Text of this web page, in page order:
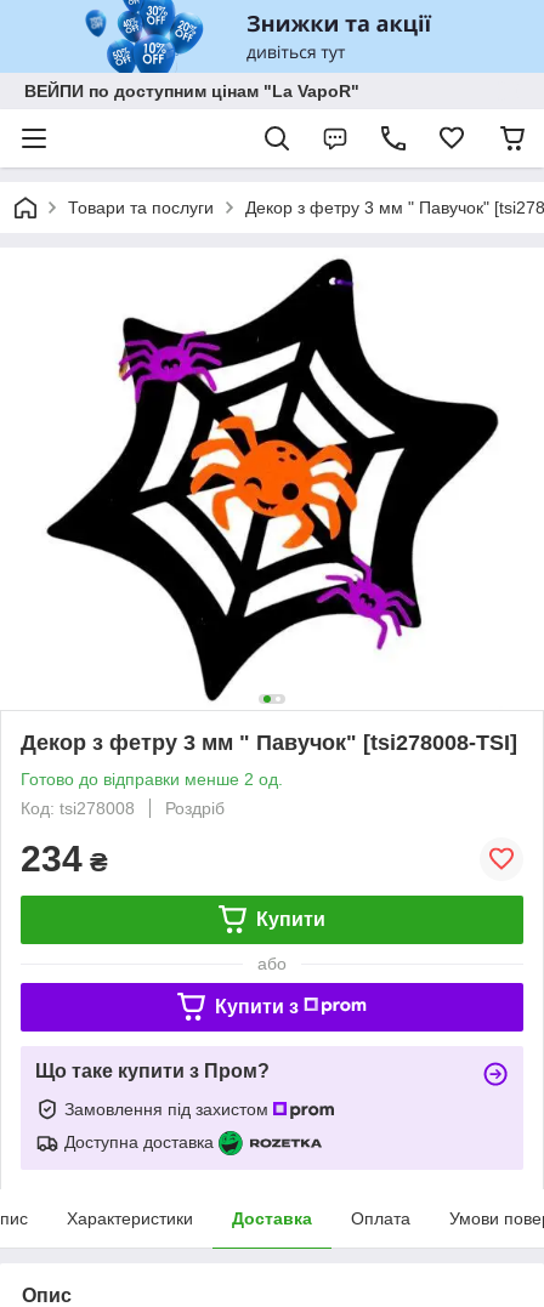
ВЕЙПИ по доступним цінам "La VapoR"
Товари та послуги Декор з фетру 3 мм " Павучок"
Декор з фетру 3 мм " Павучок" [tsi278008-TSI]
Готово до відправки менше 2 од.
Код: tsi278008
Роздріб
234 ₴
Купити
або
Купити з
Що таке купити з Пром?
Замовлення під захистом
Доступна доставка
Характеристики Доставка Оплата Умови
Опис